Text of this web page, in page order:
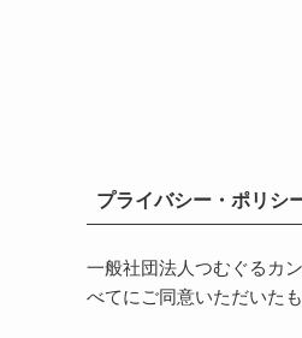
プライバシー・ポリシ
一般社団法人つむぐるカ
べてにご同意いただいた